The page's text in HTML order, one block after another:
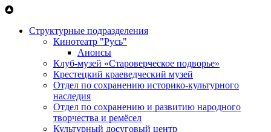
Перейти к основному содержанию
Структурные подразделения
Кинотеатр "Русь"
Анонсы
Клуб-музей «Староверческое подворье»
Крестецкий краеведческий музей
Отдел по сохранению историко-культурного
наследия
Отдел по сохранению и развитию народного
творчества и ремёсел
Культурный досуговый центр